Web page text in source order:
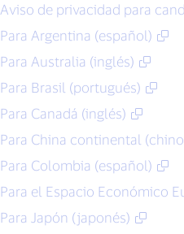
Aviso de privacidad para
Para Argentina (español)
Para Australia (inglés)
Para Brasil (portugués)
Para Canadá (inglés)
Para China continental
Para Colombia (español)
Para el Espacio Económico
Para Japón (japonés)